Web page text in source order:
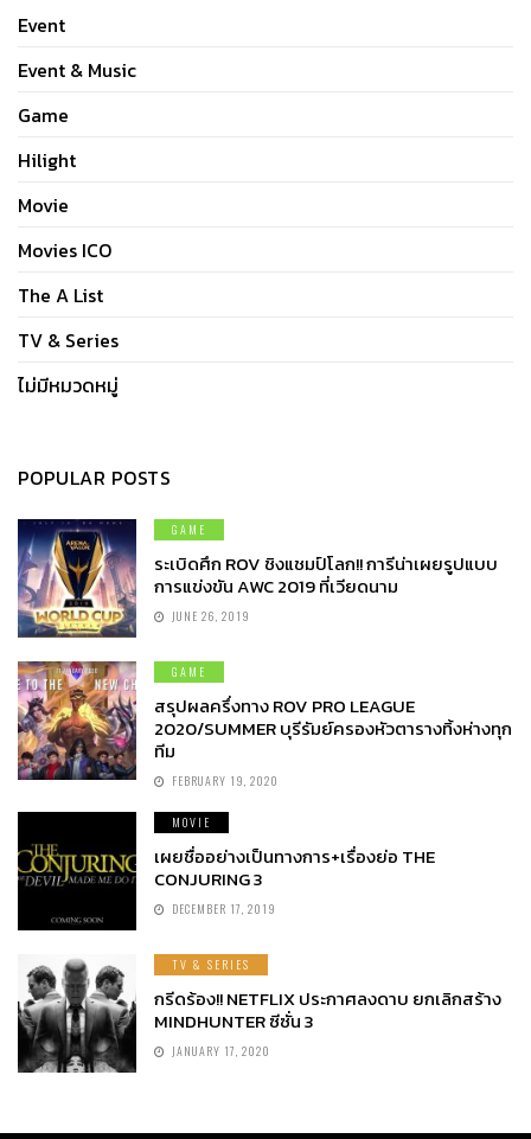
Event
Event & Music
Game
Hilight
Movie
Movies ICO
The A List
TV & Series
ไม่มีหมวดหมู่
POPULAR POSTS
GAME
ระเบิดศึก ROV ชิงแชมป์โลก!! การีน่าเผยรูปแบบ
การแข่งขัน AWC 2019 ที่เวียดนาม
JUNE 26, 2019
GAME
สรุปผลครึ่งทาง ROV PRO LEAGUE
2020/SUMMER บุรีรัมย์ครองหัวตารางทิ้งห่างทุก
ทีม
FEBRUARY 19, 2020
MOVIE
เผยชื่ออย่างเป็นทางการ+เรื่องย่อ THE
CONJURING 3
DECEMBER 17, 2019
TV & SERIES
กรีดร้อง!! NETFLIX ประกาศลงดาบ ยกเลิกสร้าง
MINDHUNTER ซีซั่น 3
JANUARY 17, 2020